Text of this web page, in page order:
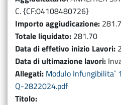
C. {CF:04108480726}
Importo aggiudicazione
Totale liquidato 281.70
Data di effetivo inizio Lavori
Data di ultimazione lavori
Allegati Modulo Infungibilita`
Q-2822024.pdf
Titolo